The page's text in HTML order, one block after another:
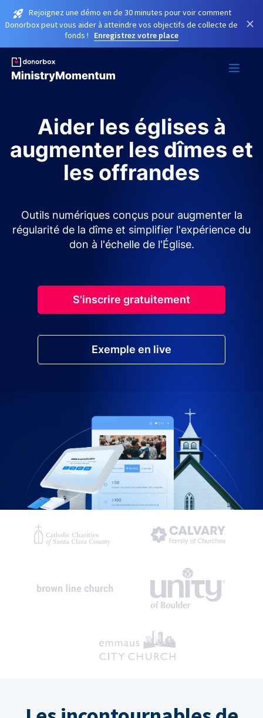
Rejoignez une démo en de 30 minutes pour voir comment
Donorbox peut vous aider à atteindre vos objectifs de collecte de
fonds !
Enregistrez votre place
×
Aider les églises à
augmenter les dîmes et
les offrandes
Outils numériques conçus pour augmenter la
régularité de la dîme et simplifier l'expérience du
don à l'échelle de l'Église.
S'inscrire gratuitement
Exemple en live